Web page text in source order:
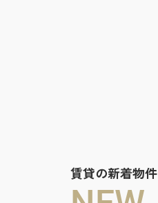
賃貸の新着物件